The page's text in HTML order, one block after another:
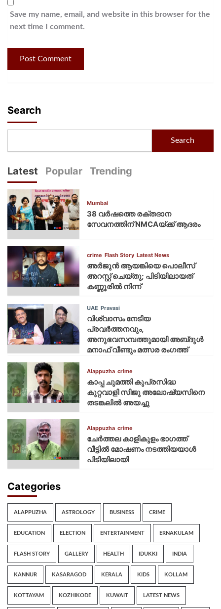
Save my name, email, and website in this browser for the
next time I comment.
Search
Search
Latest Popular Trending
Mumbai
38 വർഷത്തെ രക്തദാന
സേവനത്തിന് NMCAയ്ക്ക് ആദരം
crime Flash Story Latest News
അർജുൻ ആയങ്കിയെ പൊലീസ്
അറസ്റ്റ് ചെയ്‌തു; പിടിയിലായത്
കണ്ണൂരിൽ നിന്ന്
UAE Pravasi
വിശ്വാസം നേടിയ
പ്രവർത്തനവും,
അനുഭവസമ്പത്തുമായി അബ്‌ദുൾ
മനാഫ് വീണ്ടും മത്സര രംഗത്ത്
Alappuzha crime
കാപ്പ ചുമത്തി കുപ്രസിദ്ധ
കുറ്റവാളി സിജു അലോഷ്യസിനെ
തടങ്കലിൽ അയച്ചു
Alappuzha crime
ചേർത്തല കാളികുളം ഭാഗത്ത്
വീട്ടിൽ മോഷണം നടത്തിയയാൾ
പിടിയിലായി
Categories
ALAPPUZHA ASTROLOGY BUSINESS CRIME
EDUCATION ELECTION ENTERTAINMENT ERNAKULAM
FLASH STORY GALLERY HEALTH IDUKKI INDIA
KANNUR KASARAGOD KERALA KIDS KOLLAM
KOTTAYAM KOZHIKODE KUWAIT LATEST NEWS